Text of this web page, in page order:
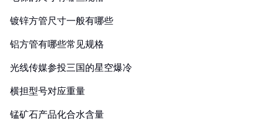
镀锌方管尺寸一般有哪些
铝方管有哪些常见规格
光线传媒参投三国的星空爆冷
横担型号对应重量
锰矿石产品化合水含量